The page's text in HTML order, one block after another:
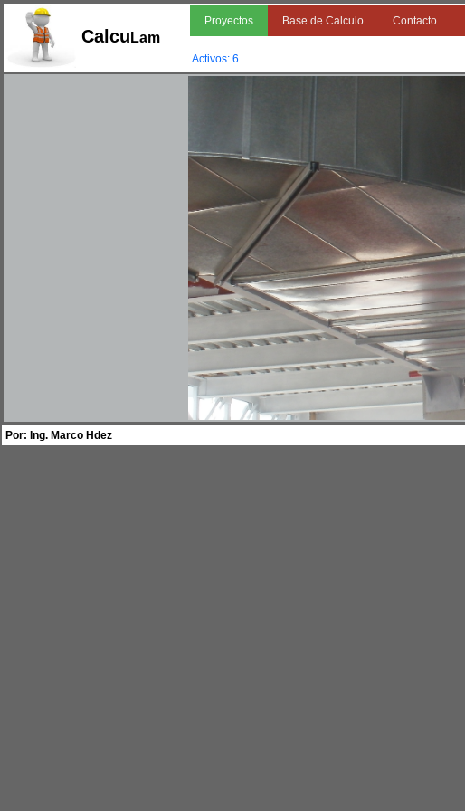
Calcu Lam
Proyectos Base de Calculo Contacto
Activos: 6
Por: Ing. Marco Hdez